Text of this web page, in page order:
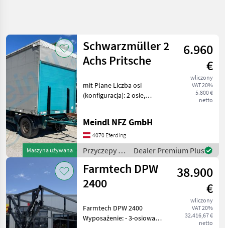
Kategoria 3 Kraj Filtry
AKTUALNA
ŚCIEŻKA
technika
rolnicza
Przyczepy
Przyczepy
Platformowe
WYBIERZ
KATEGORIĘ
Sonstige
3
Fliegl
2
Zresetuj
Pokaż 7
wyników
Maszyna używana
Schwarzmüller 2
Achs Pritsche
6.960
€
wliczony
VAT 20%
5.800 €
netto
mit Plane Liczba osi
(konfiguracja): 2 osie,
hamowania, Hamulec:
Hamulec pneumatyczny,
Plandeka Przyczepy
Przyczepy platformowe
Meindl NFZ GmbH
4070 Eferding
Przyczepy /
Schwarzmüller
Dealer Premium Plus
Farmtech DPW
2400
38.900
€
wliczony
VAT 20%
32.416,67 €
netto
Farmtech DPW 2400
Wyposażenie: - 3-osiowa